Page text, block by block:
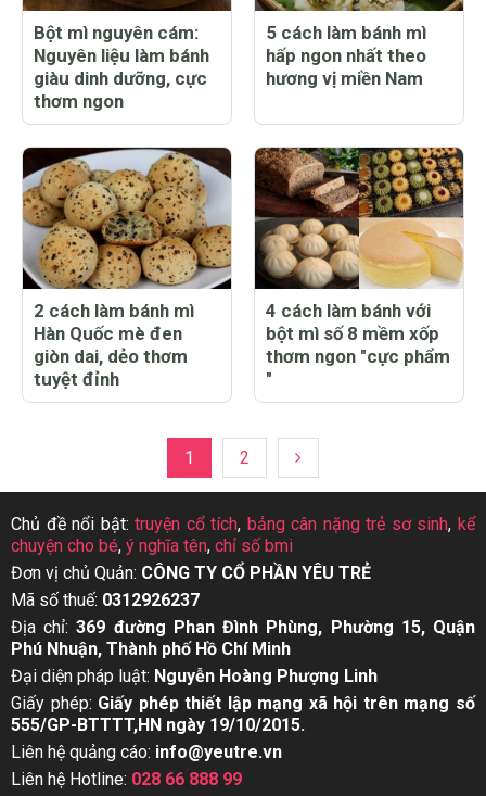
Bột mì nguyên cám:
Nguyên liệu làm bánh
giàu dinh dưỡng, cực
thơm ngon
5 cách làm bánh mì
hấp ngon nhất theo
hương vị miền Nam
2 cách làm bánh mì
Hàn Quốc mè đen
giòn dai, dẻo thơm
tuyệt đỉnh
4 cách làm bánh với
bột mì số 8 mềm xốp
thơm ngon "cực phẩm
"
1 2
Chủ đề nổi bật:truyện cổ tích, bảng cân nặng trẻ sơ sinh, kể
chuyện cho bé, ý nghĩa tên, chỉ số bmi
Đơn vị chủ Quản: CÔNG TY CỔ PHẦN YÊU TRẺ
Mã số thuế: 0312926237
Địa chỉ:369 đường Phan Đình Phùng, Phường 15, Quận
Phú Nhuận, Thành phố Hồ Chí Minh
Đại diện pháp luật: Nguyễn Hoàng Phượng Linh
Giấy phép: Giấy phép thiết lập mạng xã hội trên mạng số
555/GP-BTTTT,HN ngày 19/10/2015.
Liên hệ quảng cáo: info@yeutre.vn
Liên hệ Hotline: 028 66 888 99